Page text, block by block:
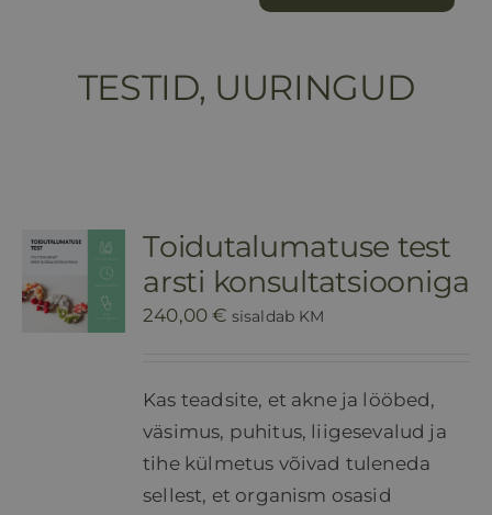
HINNAKIRI
TESTID, UURINGUD
Toidutalumatuse test
arsti konsultatsiooniga
240,00€ sisaldab KM
Kas teadsite, et akne ja lööbed,
väsimus, puhitus, liigesevalud ja
tihe külmetus võivad tuleneda
sellest, et organism osasid